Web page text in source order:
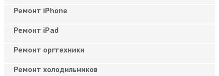
Ремонт iPhone
Ремонт iPad
Ремонт оргтехники
Ремонт холодильников